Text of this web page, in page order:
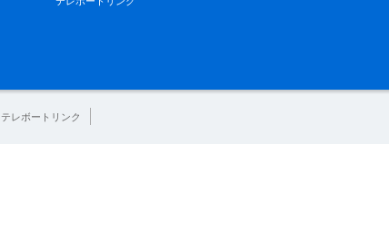
テレボートリンク